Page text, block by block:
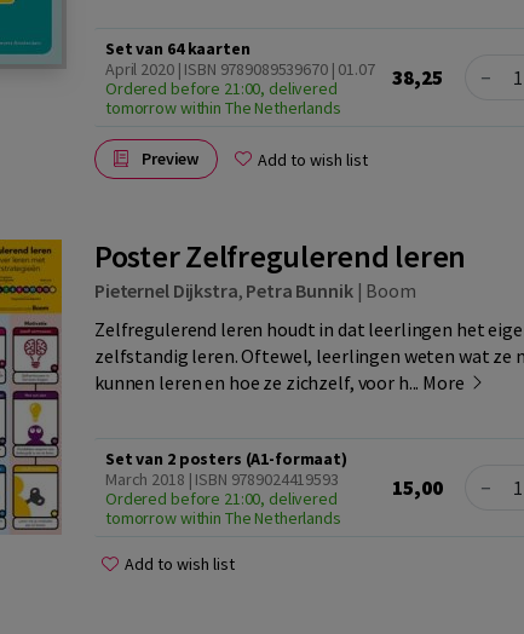
Set van 64 kaarten
April 2020 | ISBN 9789089539670 | 01.07
Ordered before 21:00, delivered
tomorrow within The Netherlands
38,25 Quantity
−
Preview Add to wish list
Poster Zelfregulerend leren
Pieternel Dijkstra, Petra Bunnik| Boom
Zelfregulerend leren houdt in dat leerlingen het
zelfstandig leren. Oftewel, leerlingen weten wat ze
kunnen leren en hoe ze zichzelf, voor h... More
Set van 2 posters (A1-formaat)
March 2018 | ISBN 9789024419593
Ordered before 21:00, delivered
tomorrow within The Netherlands
15,00 Quantity
−
Add to wish list